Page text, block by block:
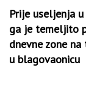
Prije useljenja
ga je temeljito
dnevne zone
u blagovaonicu